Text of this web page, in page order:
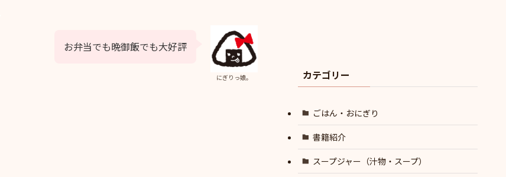
にぎりっ娘。
お弁当でも晩御飯でも大好評
カテゴリー
ごはん・おにぎり
書籍紹介
スープジャー（汁物・スープ）